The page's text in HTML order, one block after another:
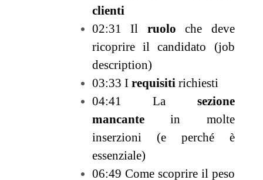
clienti
02:31 Il ruolo che deve
ricoprire il candidato (job
description)
03:33 I requisiti richiesti
04:41 La sezione
mancantein molte
inserzioni (e perché è
essenziale)
06:49 Come scoprire il peso